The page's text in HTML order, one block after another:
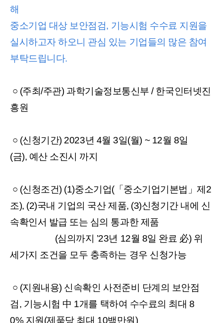
해
중소기업 대상 보안점검, 기능시험 수수료 지원을
실시하고자 하오니 관심 있는 기업들의 많은 참여
부탁드립니다.
○ (주최/주관) 과학기술정보통신부 / 한국인터넷진
흥원
○ (신청기간) 2023년 4월 3일(월) ~ 12월 8일
(금), 예산 소진시 까지
○ (신청조건) (1)중소기업(「중소기업기본법」제2
조), (2)국내 기업의 국산 제품, (3)신청기간 내에 신
속확인서 발급 또는 심의 통과한 제품
(심의까지 ’23년 12월 8일 완료 必) 위
세가지 조건을 모두 충족하는 경우 신청가능
○ (지원내용) 신속확인 사전준비 단계의 보안점
검, 기능시험 中 1개를 택하여 수수료의 최대 8
0% 지원(제품당 최대 10백만원)